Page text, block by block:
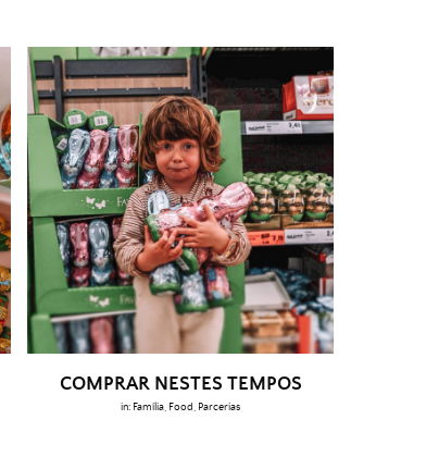
COMPRAR NESTES TEMPOS
in: Família Food Parcerias